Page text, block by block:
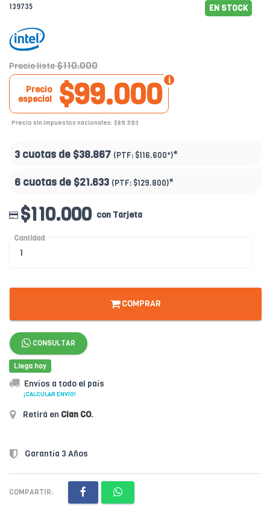
139735 EN STOCK
Precio lista $110.000
$99.000
Precio
especial
Precio sin impuestos nacionales: $89.593
3 cuotas de $38.867 (PTF: $116.600*)*
6 cuotas de $21.633 (PTF: $129.800)*
$110.000 con Tarjeta
Cantidad
COMPRAR
CONSULTAR
Llega hoy
Envíos a todo el país
¡CALCULAR ENVÍO!
Retirá en Clan CO.
Garantía 3 Años
COMPARTIR: